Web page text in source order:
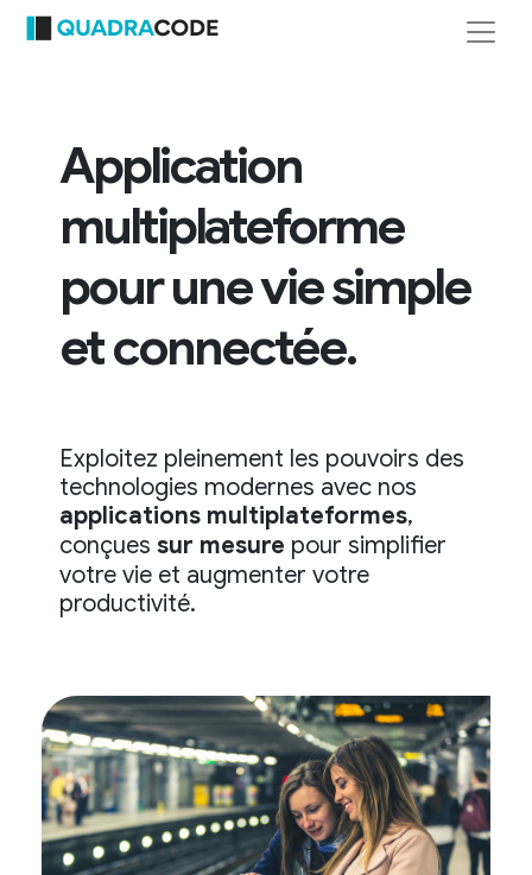
Application
multiplateforme
pour une vie simple
et connectée.
Exploitez pleinement les pouvoirs des
technologies modernes avec nos
applications multiplateformes,
conçues sur mesure pour simplifier
votre vie et augmenter votre
productivité.